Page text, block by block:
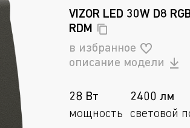
VIZOR LED 30W D8
RDM
в избранное
описание модели
28 Вт
мощность
2400 лм
световой